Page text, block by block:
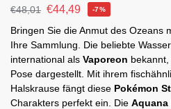
€48,01 €44,49 -7%
Bringen Sie die Anmut des Ozeans
Ihre Sammlung. Die beliebte
international als Vaporeon
Pose dargestellt. Mit ihrem
Halskrause fängt diese Pokémon
Charakters perfekt ein. Die Aquana